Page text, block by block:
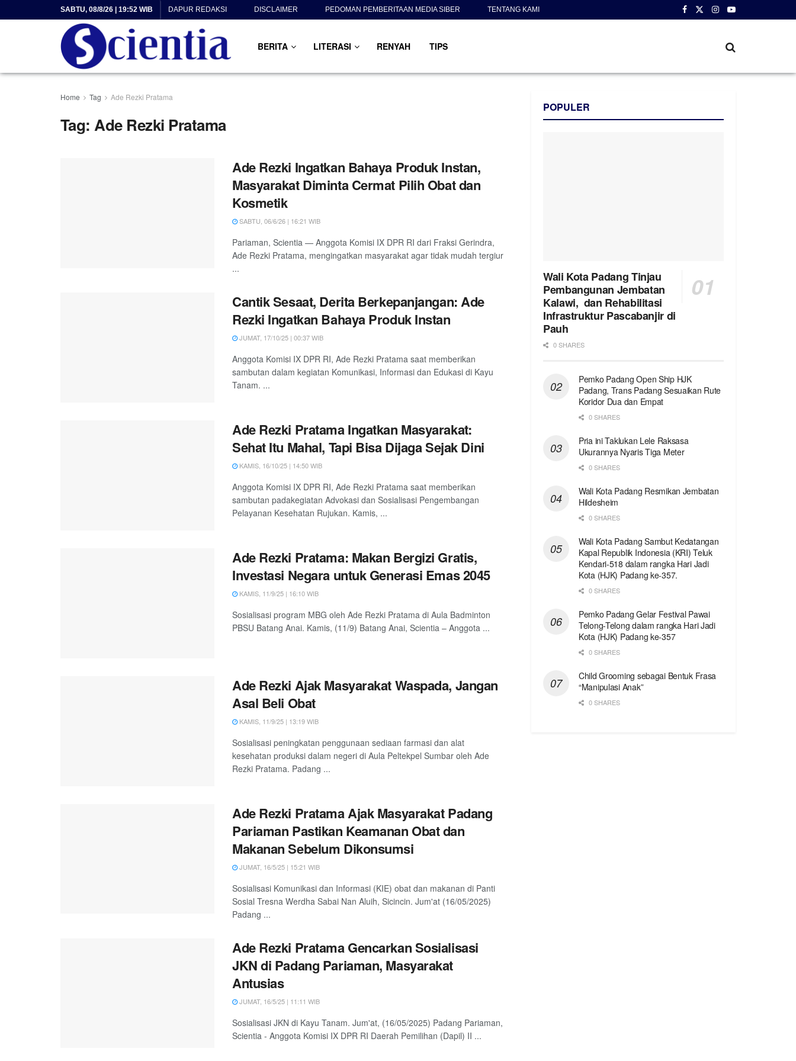
SABTU, 08/8/26 | 19:52 WIB DAPUR REDAKSI DISCLAIMER PEDOMAN PEMBERITAAN MEDIA SIBER TENTANG KAMI
BERITA LITERASI RENYAH TIPS
Home Tag Ade Rezki Pratama
Tag:Ade Rezki Pratama
Ade Rezki Ingatkan Bahaya Produk Instan,
Masyarakat Diminta Cermat Pilih Obat dan
Kosmetik
SABTU, 06/6/26 | 16:21 WIB
Pariaman, Scientia — Anggota Komisi IX DPR RI dari Fraksi Gerindra,
Ade Rezki Pratama, mengingatkan masyarakat agar tidak mudah tergiur
...
Cantik Sesaat, Derita Berkepanjangan: Ade
Rezki Ingatkan Bahaya Produk Instan
JUMAT, 17/10/25 | 00:37 WIB
Anggota Komisi IX DPR RI, Ade Rezki Pratama saat memberikan
sambutan dalam kegiatan Komunikasi, Informasi dan Edukasi di Kayu
Tanam. ...
Ade Rezki Pratama Ingatkan Masyarakat:
Sehat Itu Mahal, Tapi Bisa Dijaga Sejak Dini
KAMIS, 16/10/25 | 14:50 WIB
Anggota Komisi IX DPR RI, Ade Rezki Pratama saat memberikan
sambutan padakegiatan Advokasi dan Sosialisasi Pengembangan
Pelayanan Kesehatan Rujukan. Kamis, ...
Ade Rezki Pratama: Makan Bergizi Gratis,
Investasi Negara untuk Generasi Emas 2045
KAMIS, 11/9/25 | 16:10 WIB
Sosialisasi program MBG oleh Ade Rezki Pratama di Aula Badminton
PBSU Batang Anai. Kamis, (11/9) Batang Anai, Scientia – Anggota ...
Ade Rezki Ajak Masyarakat Waspada, Jangan
Asal Beli Obat
KAMIS, 11/9/25 | 13:19 WIB
Sosialisasi peningkatan penggunaan sediaan farmasi dan alat
kesehatan produksi dalam negeri di Aula Peltekpel Sumbar oleh Ade
Rezki Pratama. Padang ...
Ade Rezki Pratama Ajak Masyarakat Padang
Pariaman Pastikan Keamanan Obat dan
Makanan Sebelum Dikonsumsi
JUMAT, 16/5/25 | 15:21 WIB
Sosialisasi Komunikasi dan Informasi (KIE) obat dan makanan di Panti
Sosial Tresna Werdha Sabai Nan Aluih, Sicincin. Jum'at (16/05/2025)
Padang ...
Ade Rezki Pratama Gencarkan Sosialisasi
JKN di Padang Pariaman, Masyarakat
Antusias
JUMAT, 16/5/25 | 11:11 WIB
Sosialisasi JKN di Kayu Tanam. Jum'at, (16/05/2025) Padang Pariaman,
Scientia - Anggota Komisi IX DPR RI Daerah Pemilihan (Dapil) II ...
POPULER
Wali Kota Padang Tinjau
Pembangunan Jembatan
Kalawi, dan Rehabilitasi
Infrastruktur Pascabanjir di
Pauh
0 SHARES
Pemko Padang Open Ship HJK
Padang, Trans Padang Sesuaikan Rute
Koridor Dua dan Empat
0 SHARES
Pria ini Taklukan Lele Raksasa
Ukurannya Nyaris Tiga Meter
0 SHARES
Wali Kota Padang Resmikan Jembatan
Hildesheim
0 SHARES
Wali Kota Padang Sambut Kedatangan
Kapal Republik Indonesia (KRI) Teluk
Kendari-518 dalam rangka Hari Jadi
Kota (HJK) Padang ke-357.
0 SHARES
Pemko Padang Gelar Festival Pawai
Telong-Telong dalam rangka Hari Jadi
Kota (HJK) Padang ke-357
0 SHARES
Child Grooming sebagai Bentuk Frasa
“Manipulasi Anak”
0 SHARES